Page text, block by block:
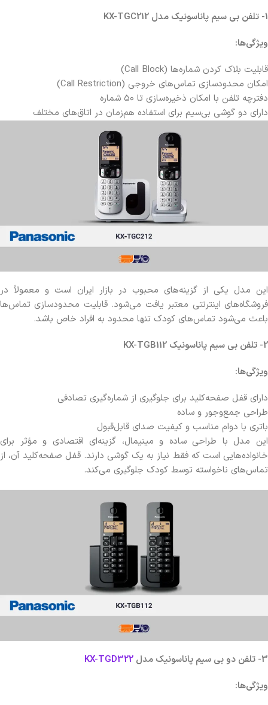
1- تلفن بی سیم پاناسونیک مدل
KX-TGC212
ویژگی‌ها:
قابلیت بلاک کردن شماره‌ها (Call Block)
امکان محدودسازی تماس‌های خروجی (Call Restriction)
دفترچه تلفن با امکان ذخیره‌سازی تا ۵۰ شماره
دارای دو گوشی بی‌سیم برای استفاده هم‌زمان در اتاق‌های مختلف
این مدل یکی از گزینه‌های محبوب در بازار ایران است و معمولاً در
فروشگاه‌های اینترنتی معتبر یافت می‌شود. قابلیت محدودسازی تماس‌ها
باعث می‌شود تماس‌های کودک تنها محدود به افراد خاص باشد.
2- تلفن بی سیم پاناسونیک
KX-TGB112
ویژگی‌ها:
دارای قفل صفحه‌کلید برای جلوگیری از شماره‌گیری تصادفی
طراحی جمع‌وجور و ساده
باتری با دوام مناسب و کیفیت صدای قابل‌قبول
این مدل با طراحی ساده و مینیمال، گزینه‌ای اقتصادی و مؤثر برای
خانواده‌هایی است که فقط نیاز به یک گوشی دارند. قفل صفحه‌کلید آن، از
تماس‌های ناخواسته توسط کودک جلوگیری می‌کند.
3- تلفن دو بی سیم پاناسونیک مدل
KX-TGD322
ویژگی‌ها: